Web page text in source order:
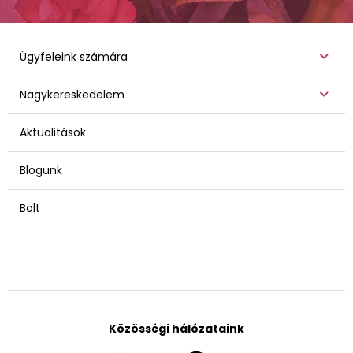
Ügyfeleink számára
Nagykereskedelem
Aktualitások
Blogunk
Bolt
Közösségi hálózataink